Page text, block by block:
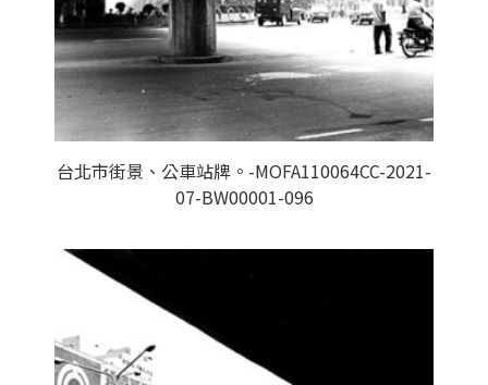
台北市街景、公車站牌。-MOFA110064CC-2021-
07-BW00001-096